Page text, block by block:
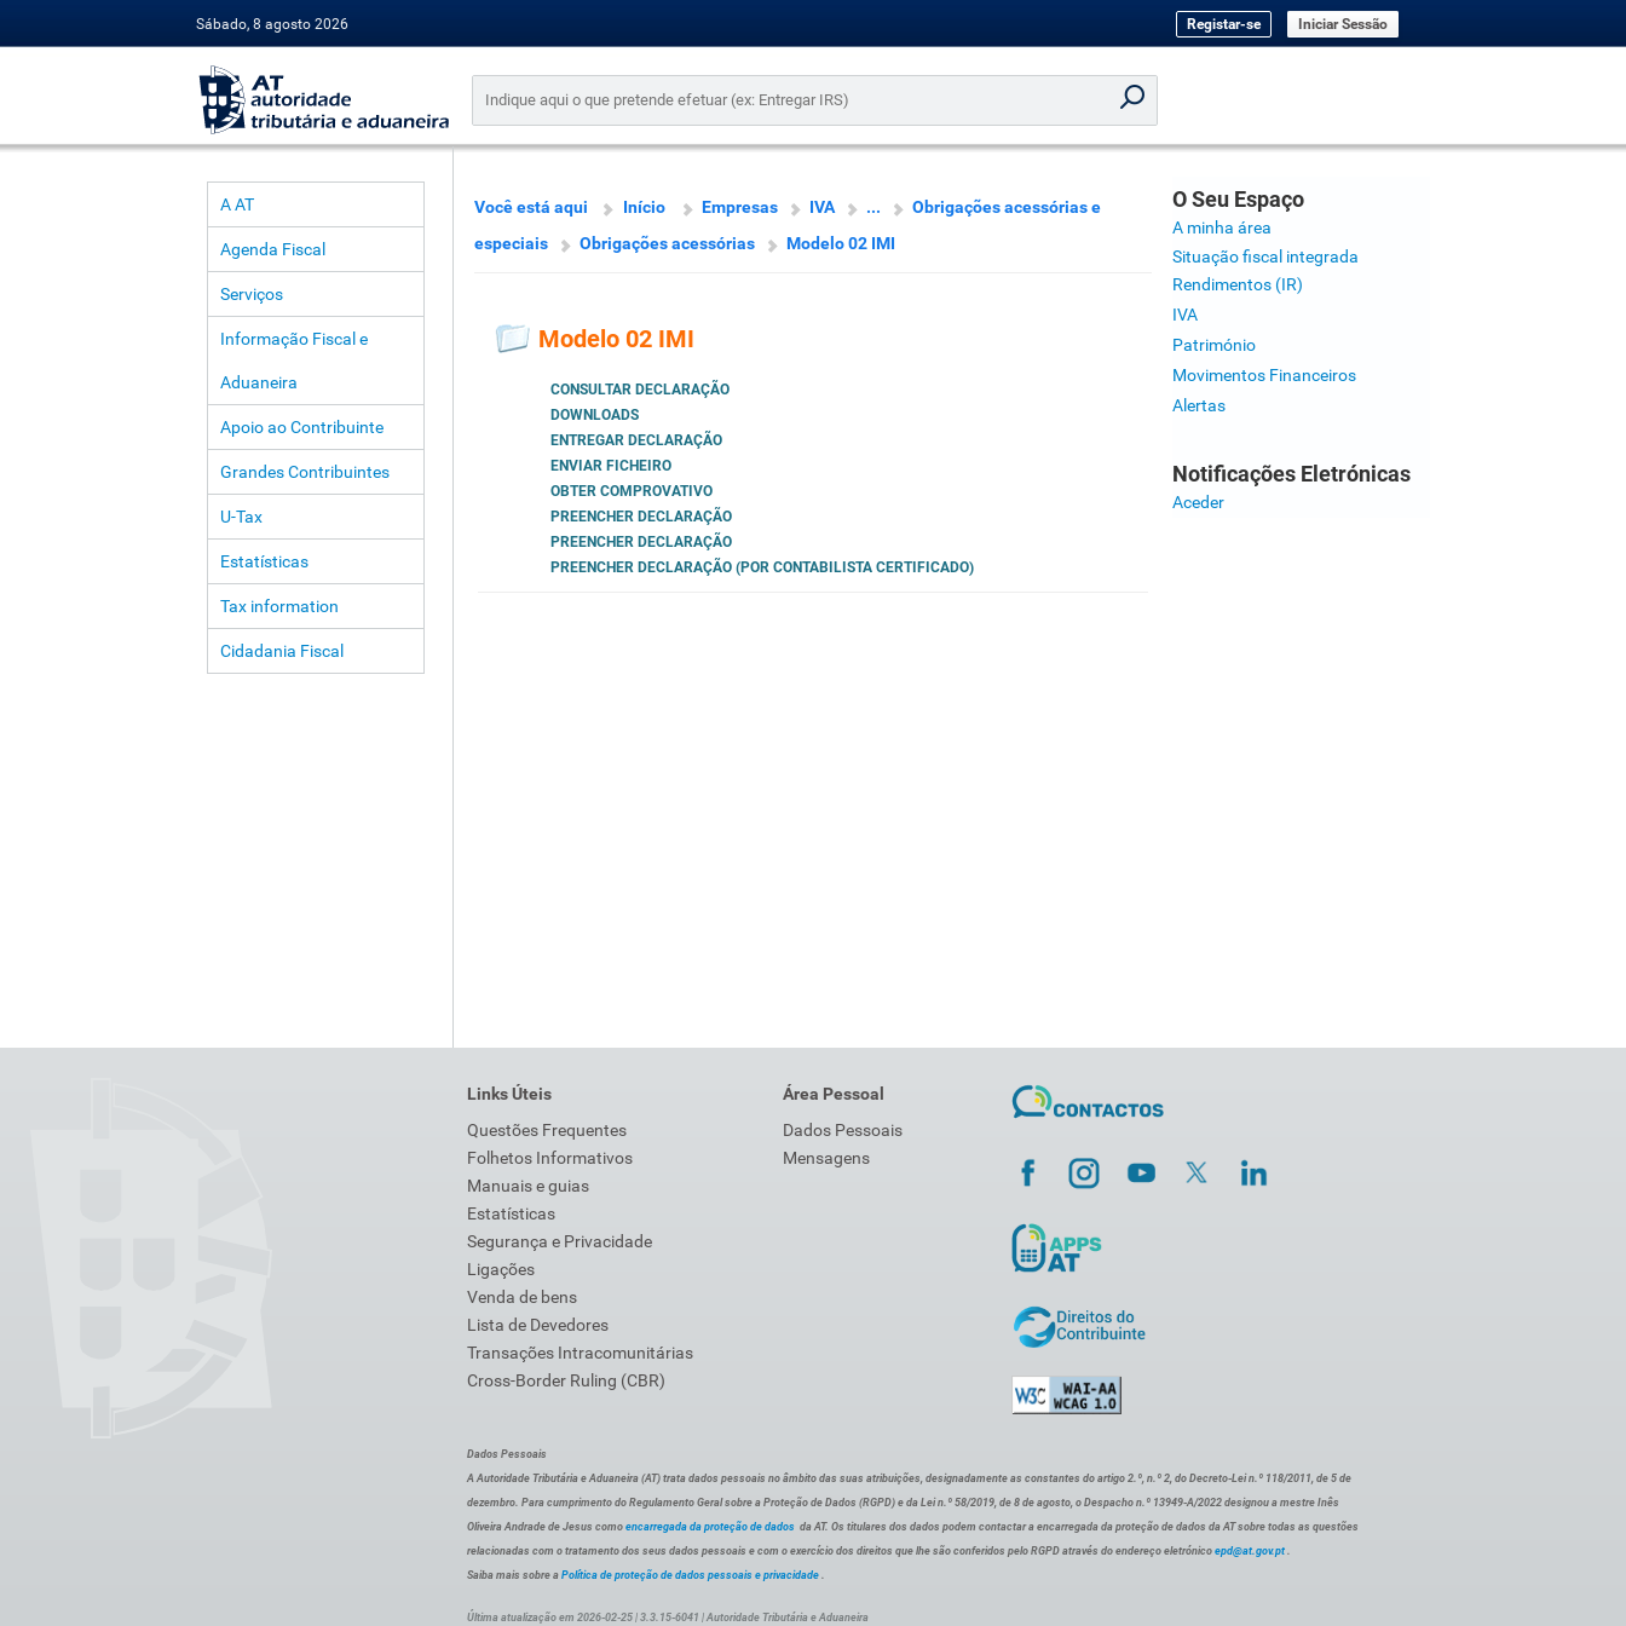
Sábado, 8 agosto 2026 Registar-se Iniciar Sessão
A AT
Agenda Fiscal
Serviços
Informação Fiscal e
Aduaneira
Apoio ao Contribuinte
Grandes Contribuintes
U-Tax
Estatísticas
Tax information
Cidadania Fiscal
Você está aqui Início Empresas IVA ...
Obrigações acessórias e
especiais
Obrigações acessórias Modelo 02 IMI
Modelo 02 IMI
CONSULTAR DECLARAÇÃO
DOWNLOADS
ENTREGAR DECLARAÇÃO
ENVIAR FICHEIRO
OBTER COMPROVATIVO
PREENCHER DECLARAÇÃO
PREENCHER DECLARAÇÃO
PREENCHER DECLARAÇÃO (POR CONTABILISTA CERTIFICADO)
O Seu Espaço
A minha área
Situação fiscal integrada
Rendimentos (IR)
IVA
Património
Movimentos Financeiros
Alertas
Notificações Eletrónicas
Aceder
Links Úteis
Questões Frequentes
Folhetos Informativos
Manuais e guias
Estatísticas
Segurança e Privacidade
Ligações
Venda de bens
Lista de Devedores
Transações Intracomunitárias
Cross-Border Ruling (CBR)
Área Pessoal
Dados Pessoais
Mensagens
Dados Pessoais
A Autoridade Tributária e Aduaneira (AT) trata dados pessoais no âmbito das suas atribuições, designadamente as constantes do artigo 2.º, n.º 2, do Decreto-Lei n.º 118/2011, de 5 de
dezembro. Para cumprimento do Regulamento Geral sobre a Proteção de Dados (RGPD) e da Lei n.º 58/2019, de 8 de agosto, o Despacho n.º 13949-A/2022 designou a mestre Inês
Oliveira Andrade de Jesus como encarregada da proteção de dados da AT. Os titulares dos dados podem contactar a encarregada da proteção de dados da AT sobre todas as questões
relacionadas com o tratamento dos seus dados pessoais e com o exercício dos direitos que lhe são conferidos pelo RGPD através do endereço eletrónico epd@at.gov.pt .
Saiba mais sobre a Política de proteção de dados pessoais e privacidade .
Última atualização em 2026-02-25 | 3.3.15-6041 | Autoridade Tributária e Aduaneira